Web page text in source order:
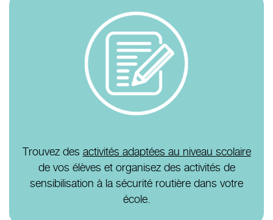
Trouvez des activités adaptées au niveau scolaire
de vos élèves et organisez des activités de
sensibilisation à la sécurité routière dans votre
école.